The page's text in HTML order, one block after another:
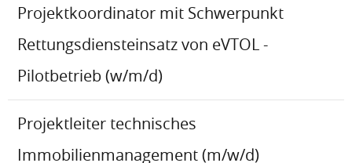
Projektkoordinator mit Schwerpunkt
Rettungsdiensteinsatz von eVTOL -
Pilotbetrieb (w/m/d)
Projektleiter technisches
Immobilienmanagement (m/w/d)